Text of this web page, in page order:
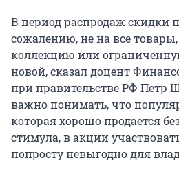
В период распродаж скидки
сожалению, не на все
коллекцию или
новой, сказал доцент
при правительстве РФ Петр
важно понимать, что
которая хорошо продается
стимула, в акции
попросту невыгодно для